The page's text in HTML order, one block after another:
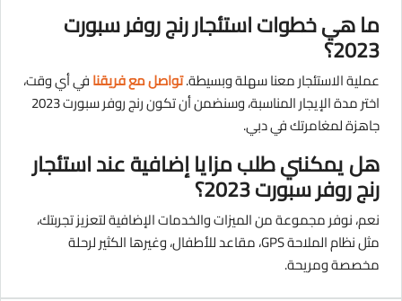
ما هي خطوات استئجار رنج روفر سبورت
2023؟
عملية الاستئجار معنا سهلة وبسيطة.تواصل مع فريقنافي أي وقت،
اختر مدة الإيجار المناسبة، وسنضمن أن تكون رنج روفر سبورت 2023
جاهزة لمغامرتك في دبي.
هل يمكنني طلب مزايا إضافية عند استئجار
رنج روفر سبورت 2023؟
نعم، نوفر مجموعة من الميزات والخدمات الإضافية لتعزيز تجربتك،
مثل نظام الملاحة GPS، مقاعد للأطفال، وغيرها الكثير لرحلة
مخصصة ومريحة.